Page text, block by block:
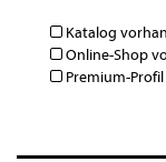
Katalog
Online-Shop
Premium-Profil